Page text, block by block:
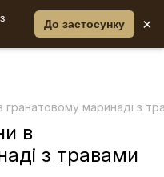
До застосунку ×
гранатовому маринаді з
в
з травами